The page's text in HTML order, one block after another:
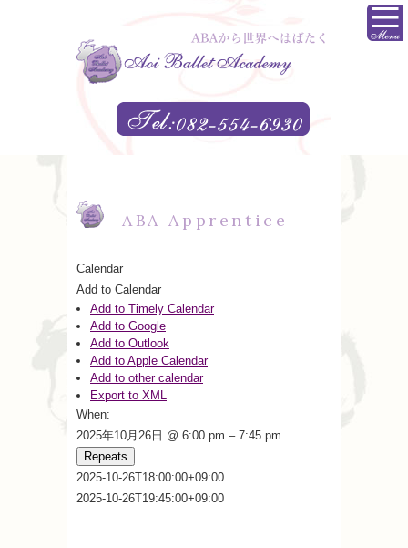
ABA Apprentice
Calendar
Add to Calendar
Add to Timely Calendar
Add to Google
Add to Outlook
Add to Apple Calendar
Add to other calendar
Export to XML
When:
2025年10月26日 @ 6:00 pm – 7:45 pm
Repeats
2025-10-26T18:00:00+09:00
2025-10-26T19:45:00+09:00